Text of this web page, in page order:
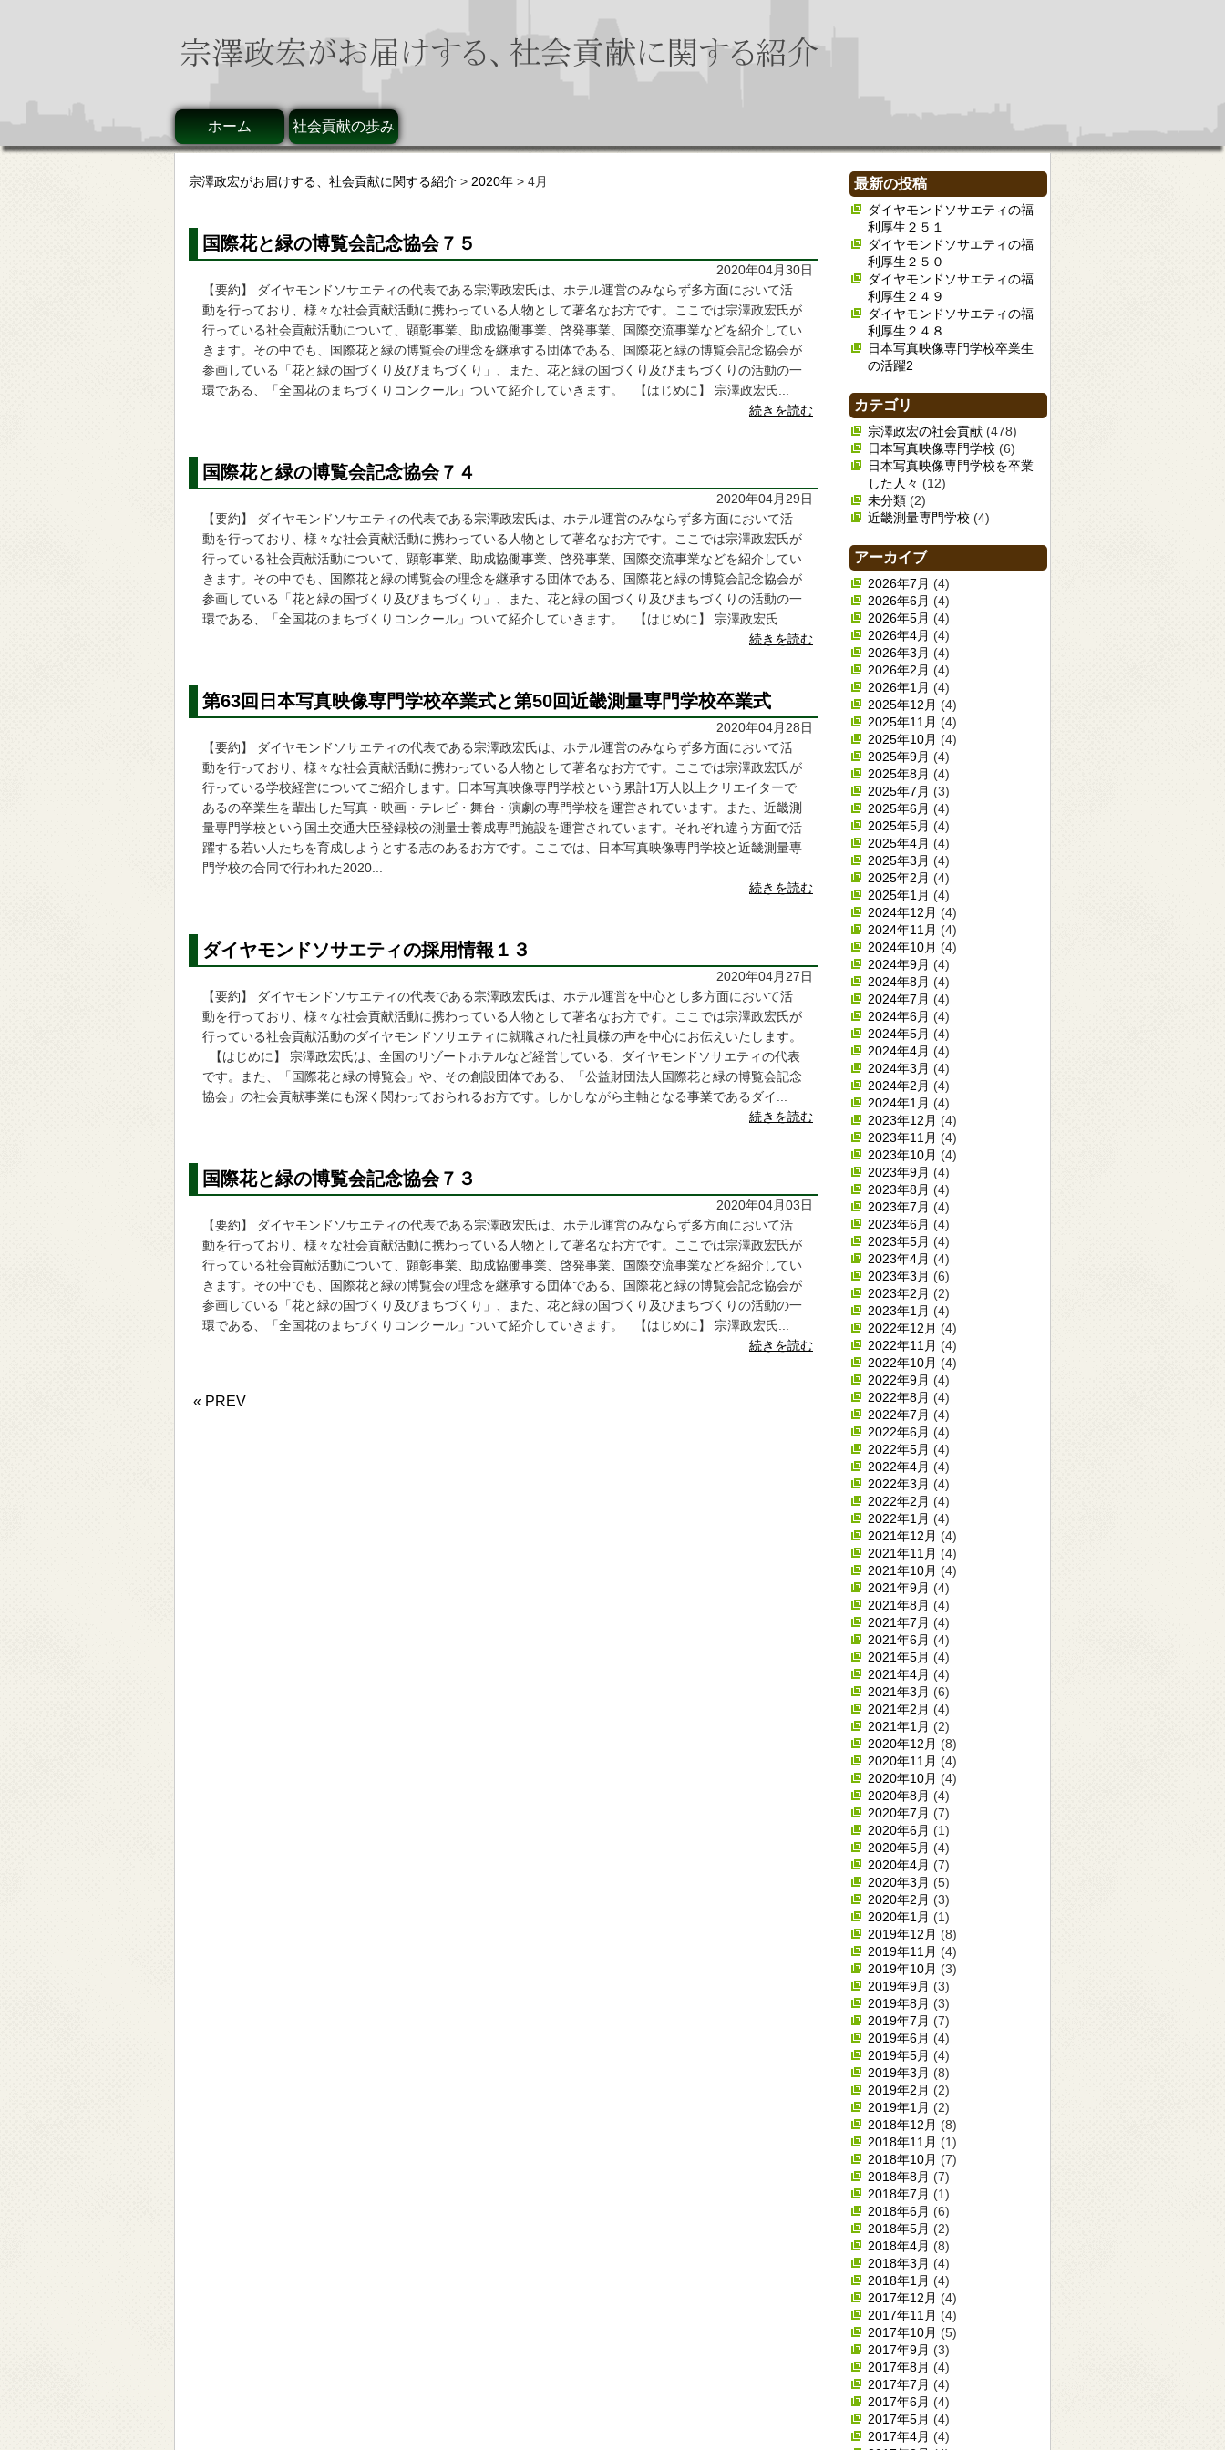
ホーム 社会貢献の歩み
宗澤政宏がお届けする、社会貢献に関する紹介 > 2020年 > 4月
国際花と緑の博覧会記念協会７５
2020年04月30日
【要約】 ダイヤモンドソサエティの代表である宗澤政宏氏は、ホテル運営のみならず多方面において活
動を行っており、様々な社会貢献活動に携わっている人物として著名なお方です。ここでは宗澤政宏氏が
行っている社会貢献活動について、顕彰事業、助成協働事業、啓発事業、国際交流事業などを紹介してい
きます。その中でも、国際花と緑の博覧会の理念を継承する団体である、国際花と緑の博覧会記念協会が
参画している「花と緑の国づくり及びまちづくり」、また、花と緑の国づくり及びまちづくりの活動の一
環である、「全国花のまちづくりコンクール」ついて紹介していきます。 【はじめに】 宗澤政宏氏...
続きを読む
国際花と緑の博覧会記念協会７４
2020年04月29日
【要約】 ダイヤモンドソサエティの代表である宗澤政宏氏は、ホテル運営のみならず多方面において活
動を行っており、様々な社会貢献活動に携わっている人物として著名なお方です。ここでは宗澤政宏氏が
行っている社会貢献活動について、顕彰事業、助成協働事業、啓発事業、国際交流事業などを紹介してい
きます。その中でも、国際花と緑の博覧会の理念を継承する団体である、国際花と緑の博覧会記念協会が
参画している「花と緑の国づくり及びまちづくり」、また、花と緑の国づくり及びまちづくりの活動の一
環である、「全国花のまちづくりコンクール」ついて紹介していきます。 【はじめに】 宗澤政宏氏...
続きを読む
第63回日本写真映像専門学校卒業式と第50回近畿測量専門学校卒業式
2020年04月28日
【要約】 ダイヤモンドソサエティの代表である宗澤政宏氏は、ホテル運営のみならず多方面において活
動を行っており、様々な社会貢献活動に携わっている人物として著名なお方です。ここでは宗澤政宏氏が
行っている学校経営についてご紹介します。日本写真映像専門学校という累計1万人以上クリエイターで
あるの卒業生を輩出した写真・映画・テレビ・舞台・演劇の専門学校を運営されています。また、近畿測
量専門学校という国土交通大臣登録校の測量士養成専門施設を運営されています。それぞれ違う方面で活
躍する若い人たちを育成しようとする志のあるお方です。ここでは、日本写真映像専門学校と近畿測量専
門学校の合同で行われた2020...
続きを読む
ダイヤモンドソサエティの採用情報１３
2020年04月27日
【要約】 ダイヤモンドソサエティの代表である宗澤政宏氏は、ホテル運営を中心とし多方面において活
動を行っており、様々な社会貢献活動に携わっている人物として著名なお方です。ここでは宗澤政宏氏が
行っている社会貢献活動のダイヤモンドソサエティに就職された社員様の声を中心にお伝えいたします。
【はじめに】 宗澤政宏氏は、全国のリゾートホテルなど経営している、ダイヤモンドソサエティの代表
です。また、「国際花と緑の博覧会」や、その創設団体である、「公益財団法人国際花と緑の博覧会記念
協会」の社会貢献事業にも深く関わっておられるお方です。しかしながら主軸となる事業であるダイ...
続きを読む
国際花と緑の博覧会記念協会７３
2020年04月03日
【要約】 ダイヤモンドソサエティの代表である宗澤政宏氏は、ホテル運営のみならず多方面において活
動を行っており、様々な社会貢献活動に携わっている人物として著名なお方です。ここでは宗澤政宏氏が
行っている社会貢献活動について、顕彰事業、助成協働事業、啓発事業、国際交流事業などを紹介してい
きます。その中でも、国際花と緑の博覧会の理念を継承する団体である、国際花と緑の博覧会記念協会が
参画している「花と緑の国づくり及びまちづくり」、また、花と緑の国づくり及びまちづくりの活動の一
環である、「全国花のまちづくりコンクール」ついて紹介していきます。 【はじめに】 宗澤政宏氏...
続きを読む
« PREV
最新の投稿
ダイヤモンドソサエティの福
利厚生２５１
ダイヤモンドソサエティの福
利厚生２５０
ダイヤモンドソサエティの福
利厚生２４９
ダイヤモンドソサエティの福
利厚生２４８
日本写真映像専門学校卒業生
の活躍2
カテゴリ
宗澤政宏の社会貢献 (478)
日本写真映像専門学校 (6)
日本写真映像専門学校を卒業
した人々 (12)
未分類 (2)
近畿測量専門学校 (4)
アーカイブ
2026年7月 (4)
2026年6月 (4)
2026年5月 (4)
2026年4月 (4)
2026年3月 (4)
2026年2月 (4)
2026年1月 (4)
2025年12月 (4)
2025年11月 (4)
2025年10月 (4)
2025年9月 (4)
2025年8月 (4)
2025年7月 (3)
2025年6月 (4)
2025年5月 (4)
2025年4月 (4)
2025年3月 (4)
2025年2月 (4)
2025年1月 (4)
2024年12月 (4)
2024年11月 (4)
2024年10月 (4)
2024年9月 (4)
2024年8月 (4)
2024年7月 (4)
2024年6月 (4)
2024年5月 (4)
2024年4月 (4)
2024年3月 (4)
2024年2月 (4)
2024年1月 (4)
2023年12月 (4)
2023年11月 (4)
2023年10月 (4)
2023年9月 (4)
2023年8月 (4)
2023年7月 (4)
2023年6月 (4)
2023年5月 (4)
2023年4月 (4)
2023年3月 (6)
2023年2月 (2)
2023年1月 (4)
2022年12月 (4)
2022年11月 (4)
2022年10月 (4)
2022年9月 (4)
2022年8月 (4)
2022年7月 (4)
2022年6月 (4)
2022年5月 (4)
2022年4月 (4)
2022年3月 (4)
2022年2月 (4)
2022年1月 (4)
2021年12月 (4)
2021年11月 (4)
2021年10月 (4)
2021年9月 (4)
2021年8月 (4)
2021年7月 (4)
2021年6月 (4)
2021年5月 (4)
2021年4月 (4)
2021年3月 (6)
2021年2月 (4)
2021年1月 (2)
2020年12月 (8)
2020年11月 (4)
2020年10月 (4)
2020年8月 (4)
2020年7月 (7)
2020年6月 (1)
2020年5月 (4)
2020年4月 (7)
2020年3月 (5)
2020年2月 (3)
2020年1月 (1)
2019年12月 (8)
2019年11月 (4)
2019年10月 (3)
2019年9月 (3)
2019年8月 (3)
2019年7月 (7)
2019年6月 (4)
2019年5月 (4)
2019年3月 (8)
2019年2月 (2)
2019年1月 (2)
2018年12月 (8)
2018年11月 (1)
2018年10月 (7)
2018年8月 (7)
2018年7月 (1)
2018年6月 (6)
2018年5月 (2)
2018年4月 (8)
2018年3月 (4)
2018年1月 (4)
2017年12月 (4)
2017年11月 (4)
2017年10月 (5)
2017年9月 (3)
2017年8月 (4)
2017年7月 (4)
2017年6月 (4)
2017年5月 (4)
2017年4月 (4)